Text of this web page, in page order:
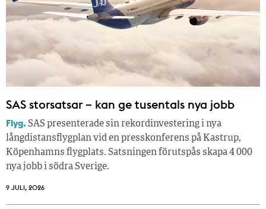
SAS storsatsar – kan ge tusentals nya jobb
Flyg.SAS presenterade sin rekordinvestering i nya
långdistansflygplan vid en presskonferens på Kastrup,
Köpenhamns flygplats. Satsningen förutspås skapa 4 000
nya jobb i södra Sverige.
9 JULI, 2026